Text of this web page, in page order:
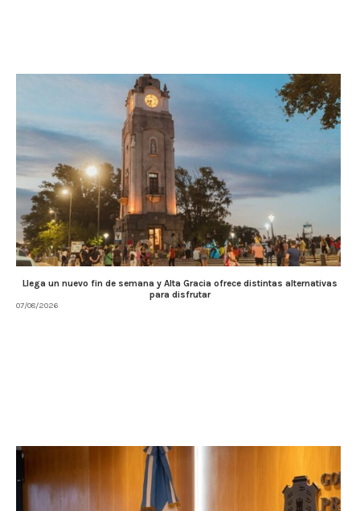
Llega un nuevo fin de semana y Alta Gracia ofrece distintas alternativas
para disfrutar
07/08/2026